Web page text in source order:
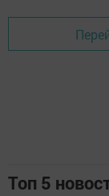
Топ 5